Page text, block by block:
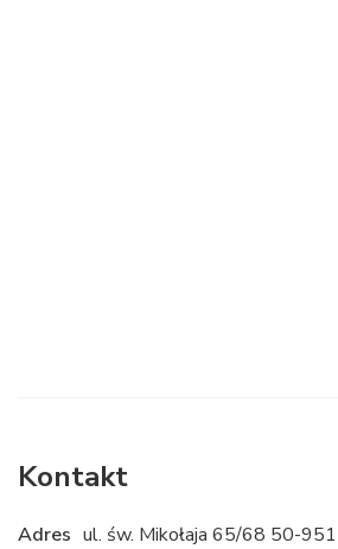
Kontakt
Adres ul. św. Mikołaja 65/68 50-